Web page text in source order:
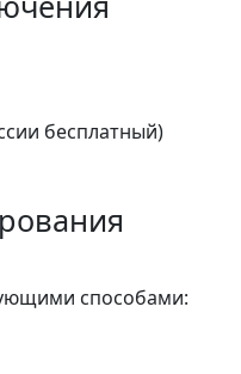
бесплатный)
способами: